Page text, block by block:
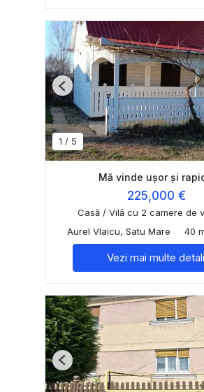
1 / 5
Previous
Mă vinde ușor și
225,000 €
Casă / Vilă cu 2 camere de
Aurel Vlaicu, Satu Mare
40
Vezi mai multe
Previous